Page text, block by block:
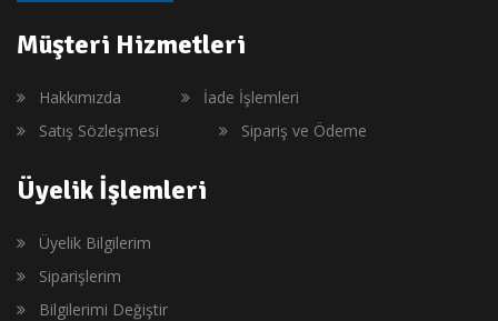
Müşteri Hizmetleri
Hakkımızda
İade İşlemleri
Satış Sözleşmesi
Sipariş ve Ödeme
Üyelik İşlemleri
Üyelik Bilgilerim
Siparişlerim
Bilgilerimi Değiştir